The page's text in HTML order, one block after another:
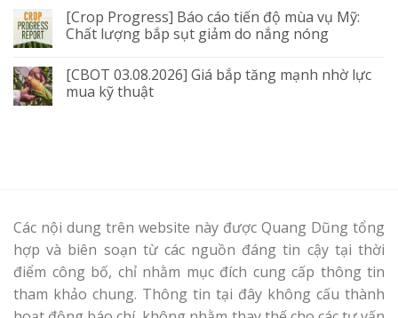
[Crop Progress] Báo cáo tiến độ mùa vụ Mỹ:
Chất lượng bắp sụt giảm do nắng nóng
[CBOT 03.08.2026] Giá bắp tăng mạnh nhờ lực
mua kỹ thuật
Các nội dung trên website này được Quang Dũng tổng
hợp và biên soạn từ các nguồn đáng tin cậy tại thời
điểm công bố, chỉ nhằm mục đích cung cấp thông tin
tham khảo chung. Thông tin tại đây không cấu thành